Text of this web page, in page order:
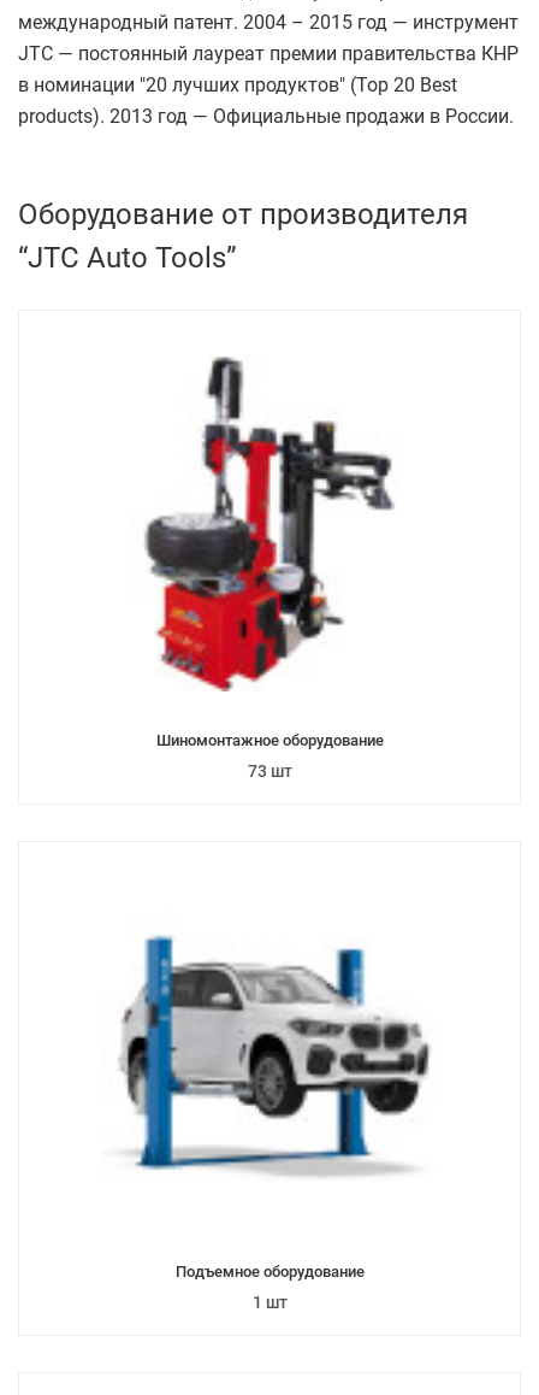
международный патент. 2004 – 2015 год — инструмент
JTC — постоянный лауреат премии правительства КНР
в номинации "20 лучших продуктов" (Top 20 Best
products). 2013 год — Официальные продажи в России.
Оборудование от производителя
“JTC Auto Tools”
Шиномонтажное оборудование
73 шт
Подъемное оборудование
1 шт